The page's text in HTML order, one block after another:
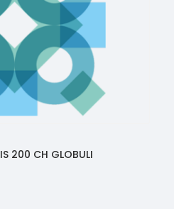
200 CH GLOBULI